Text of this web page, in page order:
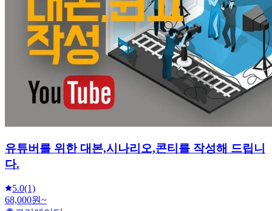
유튜버를 위한 대본,시나리오,콘티를 작성해 드립니
다.
5.0(1)
68,000원~